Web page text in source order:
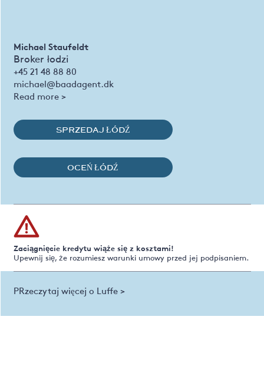
Michael Staufeldt
Broker łodzi
+45 21 48 88 80
michael@baadagent.dk
Read more >
SPRZEDAJ ŁÓDŹ
OCEŃ ŁÓDŹ
Zaciągnięcie kredytu wiąże się z kosztami!
Upewnij się, że rozumiesz warunki umowy przed jej podpisaniem.
PRzeczytaj więcej o Luffe >